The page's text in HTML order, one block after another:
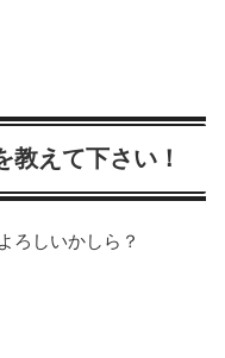
教えて下さい！
ろしいかしら？